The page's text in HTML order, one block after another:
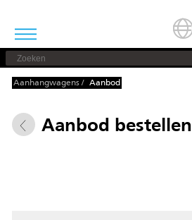
Aanhangwagens / Aanbod
Aanbod bestellen